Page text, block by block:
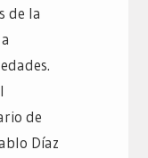
de la
de
Díaz